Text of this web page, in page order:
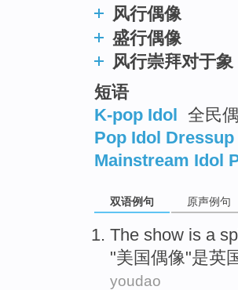
风行偶像
盛行偶像
风行崇拜对于象
短语
K-pop Idol 全民
Pop Idol Dressup
Mainstream Idol
双语例句 原声例句
The show is a
"美国偶像"是英
youdao